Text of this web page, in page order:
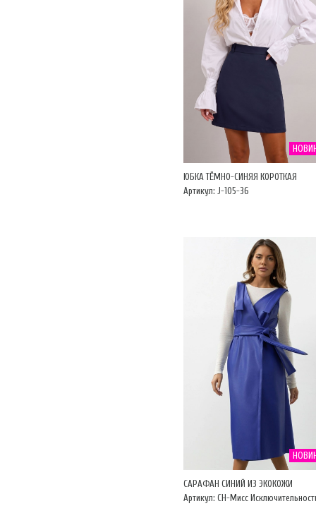
ЮБКА ТЁМНО-СИНЯЯ КОРОТКАЯ
Артикул: J-105-36
САРАФАН СИНИЙ ИЗ ЭКОКОЖИ
Артикул: CH-Мисс